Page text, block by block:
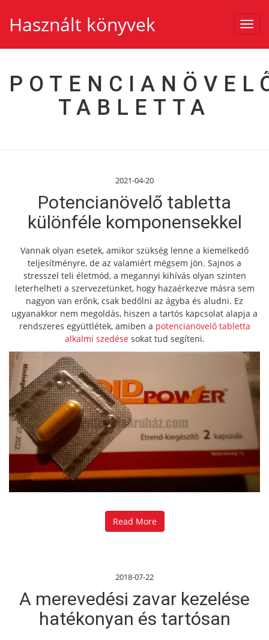
Használt könyvek
TABLETTA
2021-04-20
Potencianövelő tabletta
különféle komponensekkel
Vannak olyan esetek, amikor szükség lenne a kiemelkedő
teljesítményre, de az valamiért mégsem jön. Sajnos a
stresszel teli életmód, a megannyi kihívás olyan szinten
leterhelheti a szervezetünket, hogy hazaérkezve másra sem
nagyon van erőnk, csak bedőlni az ágyba és aludni. Ez
ugyanakkor nem megoldás, hiszen a tartós kapcsolat alapja a
rendszeres együttlétek, amiben a potencianövelő tabletta
alkalmi szedésesokat tud segíteni.
Read More
2018-07-22
A merevedési zavar kezelése
hatékonyan és tartósan